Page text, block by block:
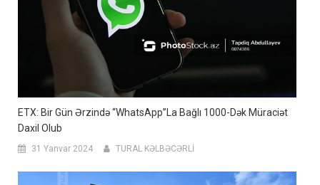
ETX: Bir Gün Ərzində “WhatsApp”la Bağlı 1000-Dək Müraciət
Daxil Olub
31 Yanvar 2024 TURAL KƏLBƏCƏRLİ